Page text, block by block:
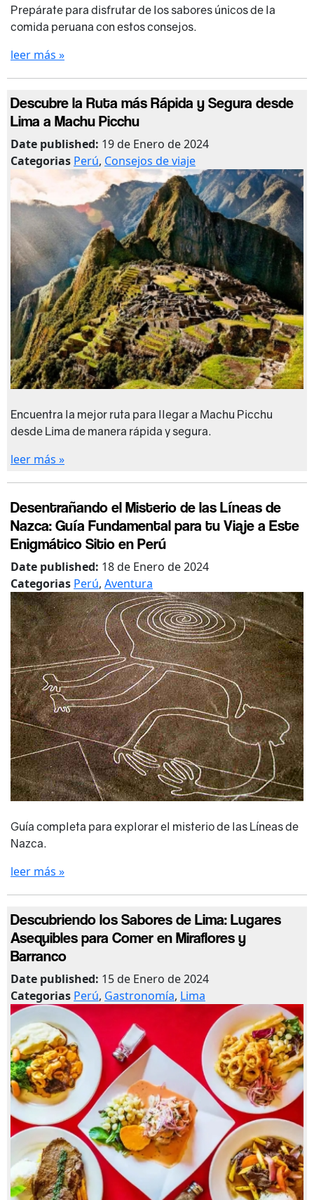
Prepárate para disfrutar de los sabores únicos de la
comida peruana con estos consejos.
leer más »
Descubre la Ruta más Rápida y Segura desde
Lima a Machu Picchu
Date published: 19 de Enero de 2024
Categorias Perú, Consejos de viaje
Encuentra la mejor ruta para llegar a Machu Picchu
desde Lima de manera rápida y segura.
leer más »
Desentrañando el Misterio de las Líneas de
Nazca: Guía Fundamental para tu Viaje a Este
Enigmático Sitio en Perú
Date published: 18 de Enero de 2024
Categorias Perú, Aventura
Guía completa para explorar el misterio de las Líneas de
Nazca.
leer más »
Descubriendo los Sabores de Lima: Lugares
Asequibles para Comer en Miraflores y
Barranco
Date published: 15 de Enero de 2024
Categorias Perú, Gastronomía, Lima